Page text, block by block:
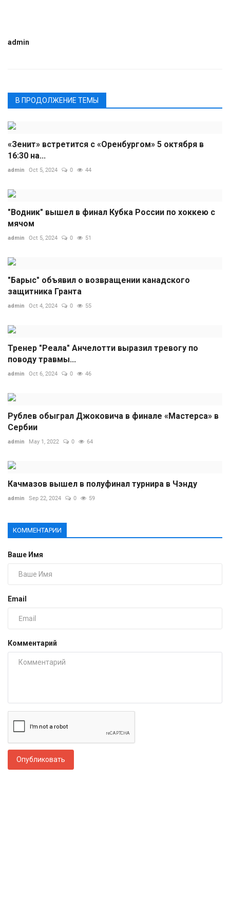
admin
В ПРОДОЛЖЕНИЕ ТЕМЫ
«Зенит» встретится с «Оренбургом» 5 октября в
16:30 на...
admin Oct 5, 2024 0 44
"Водник" вышел в финал Кубка России по хоккею с
мячом
admin Oct 5, 2024 0 51
"Барыс" объявил о возвращении канадского
защитника Гранта
admin Oct 4, 2024 0 55
Тренер "Реала" Анчелотти выразил тревогу по
поводу травмы...
admin Oct 6, 2024 0 46
Рублев обыграл Джоковича в финале «Мастерса» в
Сербии
admin May 1, 2022 0 64
Качмазов вышел в полуфинал турнира в Чэнду
admin Sep 22, 2024 0 59
КОММЕНТАРИИ
Ваше Имя
Email
Комментарий
Опубликовать